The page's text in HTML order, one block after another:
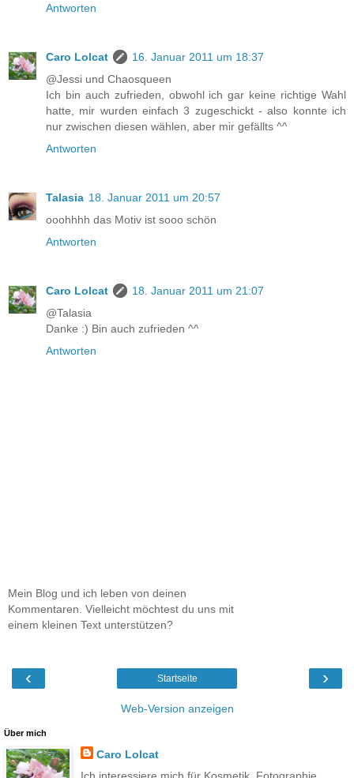
Antworten
Caro Lolcat
16. Januar 2011 um 18:37
@Jessi und Chaosqueen
Ich bin auch zufrieden, obwohl ich gar keine richtige Wahl
hatte, mir wurden einfach 3 zugeschickt - also konnte ich
nur zwischen diesen wählen, aber mir gefällts ^^
Antworten
Talasia 18. Januar 2011 um 20:57
ooohhhh das Motiv ist sooo schön
Antworten
Caro Lolcat
18. Januar 2011 um 21:07
@Talasia
Danke :) Bin auch zufrieden ^^
Antworten
Mein Blog und ich leben von deinen
Kommentaren. Vielleicht möchtest du uns mit
einem kleinen Text unterstützen?
‹ ›
Startseite
Web-Version anzeigen
Über mich
Caro Lolcat